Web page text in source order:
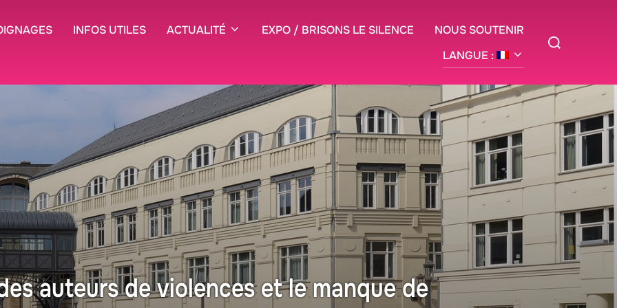
INFOS UTILES ACTUALITÉ EXPO / BRISONS LE SILENCE
NOUS SOUTENIR
LANGUE :
Rechercher :
auteurs de violences et le manque de